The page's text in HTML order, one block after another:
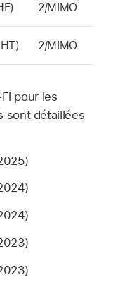
2/MIMO
2/MIMO
pour les
sont détaillées